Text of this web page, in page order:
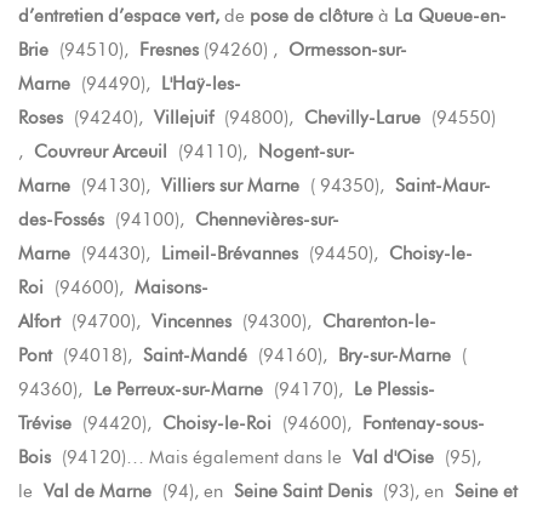
d’entretien d’espace vert, de pose de clôture à La Queue-en-
Brie (94510), Fresnes (94260) , Ormesson-sur-
Marne (94490), L'Haÿ-les-
Roses (94240), Villejuif(94800), Chevilly-Larue (94550)
, Couvreur Arceuil (94110),
Nogent-sur-
Marne (94130), Villiers sur Marne ( 94350), Saint-Maur-
des-Fossés (94100), Chennevières-sur-
Marne (94430), Limeil-Brévannes (94450), Choisy-le-
Roi (94600), Maisons-
Alfort(94700), Vincennes (94300), Charenton-le-
Pont(94018), Saint-Mandé (94160), Bry-sur-Marne (
94360), Le Perreux-sur-Marne (94170), Le Plessis-
Trévise (94420), Choisy-le-Roi (94600), Fontenay-sous-
Bois (94120)… Mais également dans le Val d'Oise (95),
le Val de Marne (94), en Seine Saint Denis (93), en Seine et